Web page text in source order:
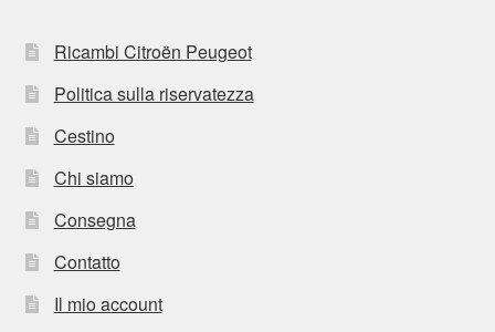
Ricambi Citroën Peugeot
Politica sulla riservatezza
Cestino
Chi siamo
Consegna
Contatto
Il mio account